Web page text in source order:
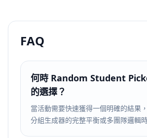
FAQ
何時 Random Student
的選擇？
當活動需要快速獲得一個明確的結果
分組生成器的完整平衡或多團隊邏輯